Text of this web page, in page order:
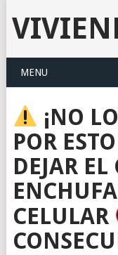
MENU
¡NO
POR
DEJAR
CELULAR